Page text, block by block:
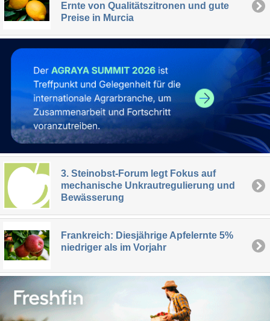
Ernte von Qualitätszitronen und gute
Preise in Murcia
3. Steinobst-Forum legt Fokus auf
mechanische Unkrautregulierung und
Bewässerung
Frankreich: Diesjährige Apfelernte 5%
niedriger als im Vorjahr